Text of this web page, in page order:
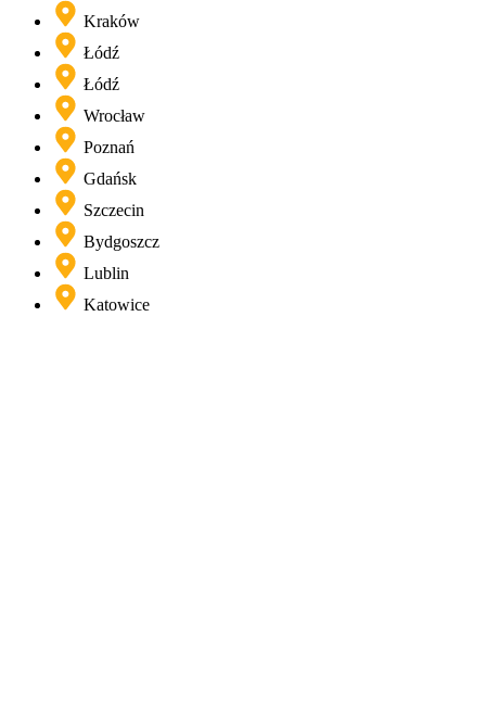
Kraków
Łódź
Łódź
Wrocław
Poznań
Gdańsk
Szczecin
Bydgoszcz
Lublin
Katowice